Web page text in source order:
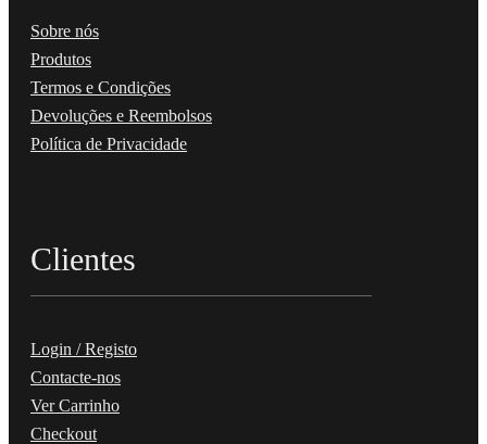
Sobre nós
Produtos
Termos e Condições
Devoluções e Reembolsos
Política de Privacidade
Clientes
Login / Registo
Contacte-nos
Ver Carrinho
Checkout